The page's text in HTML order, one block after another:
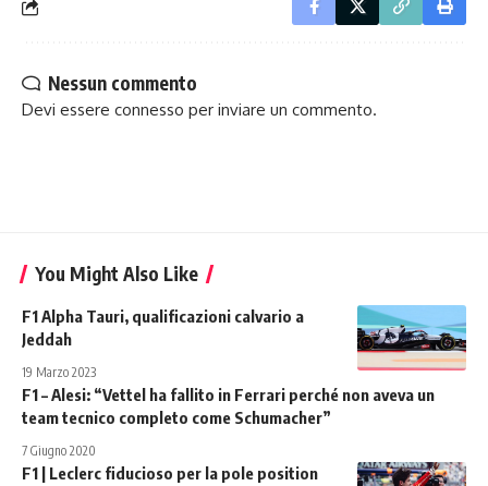
Nessun commento
Devi essere connesso per inviare un commento.
You Might Also Like
F1 Alpha Tauri, qualificazioni calvario a
Jeddah
19 Marzo 2023
F1 – Alesi: “Vettel ha fallito in Ferrari perché non aveva un
team tecnico completo come Schumacher”
7 Giugno 2020
F1 | Leclerc fiducioso per la pole position